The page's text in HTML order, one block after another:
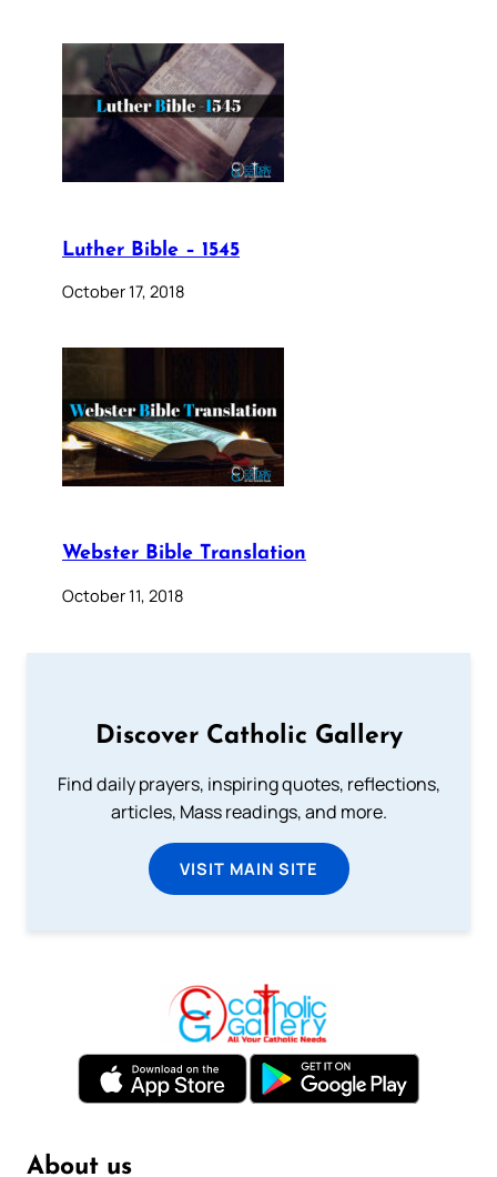
Luther Bible – 1545
October 17, 2018
Webster Bible Translation
October 11, 2018
Discover Catholic Gallery
Find daily prayers, inspiring quotes, reflections,
articles, Mass readings, and more.
VISIT MAIN SITE
About us